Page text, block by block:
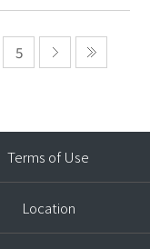
5
Terms of Use
Location